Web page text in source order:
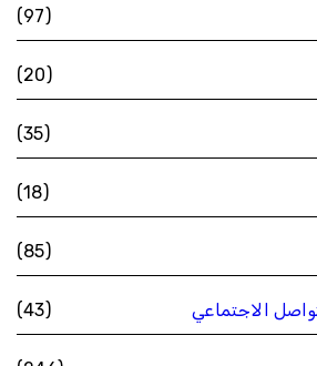
(97)
(20)
(35)
(18)
(85)
الاجتماعي (43)